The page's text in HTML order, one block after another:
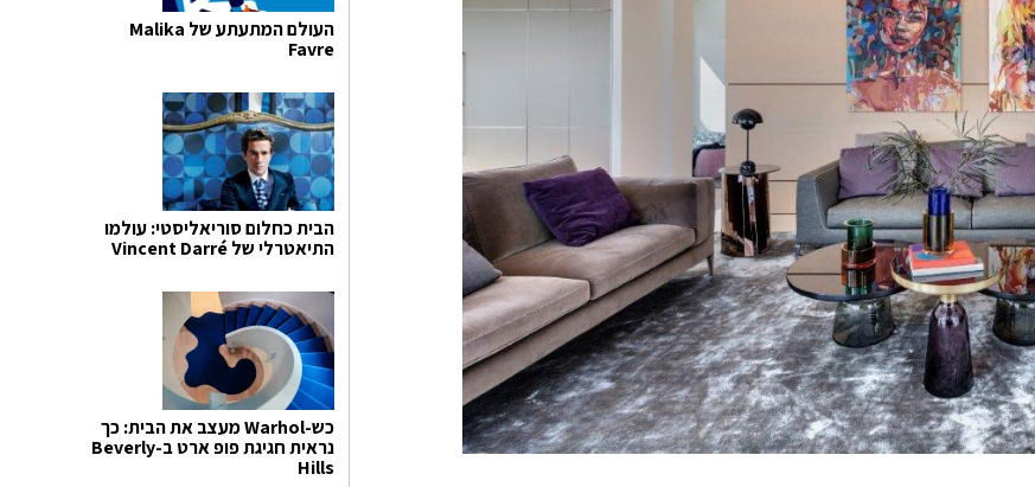
העולם המתעתע של Malika
Favre
הבית כחלום סוריאליסטי: עולמו
התיאטרלי של Vincent Darré
כש-Warhol מעצב את הבית: כך
נראית חגיגת פופ ארט ב-Beverly
Hills